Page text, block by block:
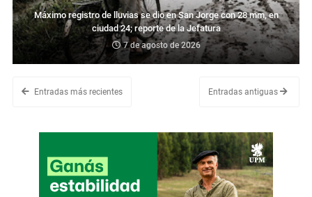
Máximo registro de lluvias se dio en San Jorge con 28 mm, en
ciudad 24; reporte de la Jefatura
7 de agosto de 2026
Entradas más recientes Entradas antiguas